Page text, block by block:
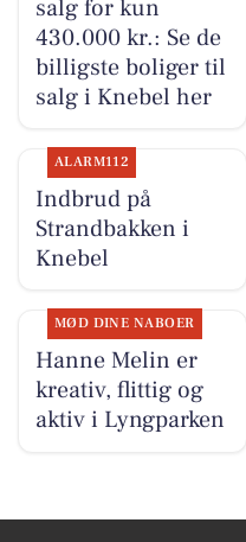
salg for kun
430.000 kr.: Se de
billigste boliger til
salg i Knebel her
ALARM112
Indbrud på
Strandbakken i
Knebel
MØD DINE NABOER
Hanne Melin er
kreativ, flittig og
aktiv i Lyngparken